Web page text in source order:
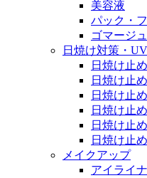
美容液
パック・
ゴマージ
日焼け対策・
日焼け止
日焼け止
日焼け止
日焼け止
日焼け止
日焼け止
メイクアップ
アイライ